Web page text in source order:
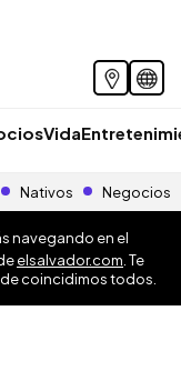
Vida
Nativos Negocios
navegando en el
elsalvador.com . Te
coincidimos todos.